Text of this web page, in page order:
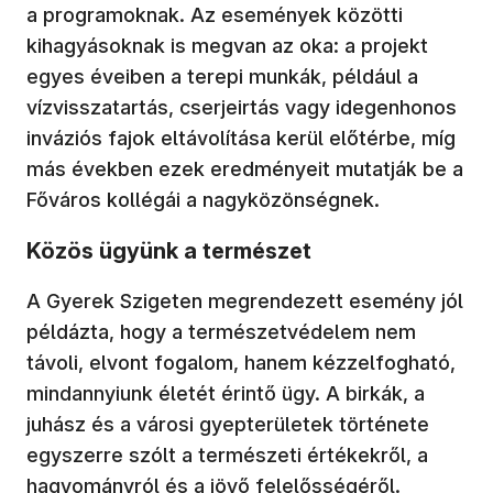
a programoknak. Az események közötti
kihagyásoknak is megvan az oka: a projekt
egyes éveiben a terepi munkák, például a
vízvisszatartás, cserjeirtás vagy idegenhonos
inváziós fajok eltávolítása kerül előtérbe, míg
más években ezek eredményeit mutatják be a
Főváros kollégái a nagyközönségnek.
Közös ügyünk a természet
A Gyerek Szigeten megrendezett esemény jól
példázta, hogy a természetvédelem nem
távoli, elvont fogalom, hanem kézzelfogható,
mindannyiunk életét érintő ügy. A birkák, a
juhász és a városi gyepterületek története
egyszerre szólt a természeti értékekről, a
hagyományról és a jövő felelősségéről.